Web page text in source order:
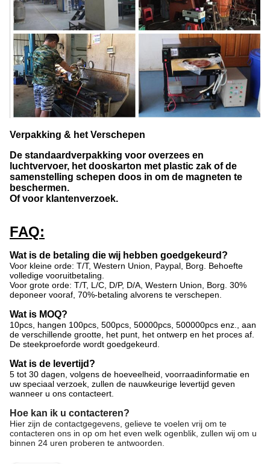
Verpakking & het Verschepen
De standaardverpakking voor overzees en
luchtvervoer, het dooskarton met plastic zak of de
samenstelling schepen doos in om de magneten te
beschermen.
Of voor klantenverzoek.
FAQ:
Wat is de betaling die wij hebben goedgekeurd?
Voor kleine orde: T/T, Western Union, Paypal, Borg. Behoefte
volledige vooruitbetaling.
Voor grote orde: T/T, L/C, D/P, D/A, Western Union, Borg. 30%
deponeer vooraf, 70%-betaling alvorens te verschepen.
Wat is MOQ?
10pcs, hangen 100pcs, 500pcs, 50000pcs, 500000pcs enz., aan
de verschillende grootte, het punt, het ontwerp en het proces af.
De steekproeforde wordt goedgekeurd.
Wat is de levertijd?
5 tot 30 dagen, volgens de hoeveelheid, voorraadinformatie en
uw speciaal verzoek, zullen de nauwkeurige levertijd geven
wanneer u ons contacteert.
Hoe kan ik u contacteren?
Hier zijn de contactgegevens, gelieve te voelen vrij om te
contacteren ons in op om het even welk ogenblik, zullen wij om u
binnen 24 uren proberen te antwoorden.